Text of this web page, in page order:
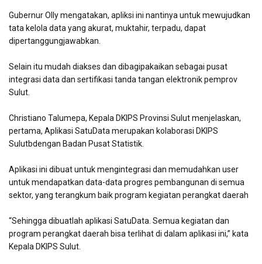
Gubernur Olly mengatakan, apliksi ini nantinya untuk mewujudkan
tata kelola data yang akurat, muktahir, terpadu, dapat
dipertanggungjawabkan.
Selain itu mudah diakses dan dibagipakaikan sebagai pusat
integrasi data dan sertifikasi tanda tangan elektronik pemprov
Sulut.
Christiano Talumepa, Kepala DKIPS Provinsi Sulut menjelaskan,
pertama, Aplikasi SatuData merupakan kolaborasi DKIPS
Sulutbdengan Badan Pusat Statistik.
Aplikasi ini dibuat untuk mengintegrasi dan memudahkan user
untuk mendapatkan data-data progres pembangunan di semua
sektor, yang terangkum baik program kegiatan perangkat daerah
“Sehingga dibuatlah aplikasi SatuData. Semua kegiatan dan
program perangkat daerah bisa terlihat di dalam aplikasi ini,” kata
Kepala DKIPS Sulut.